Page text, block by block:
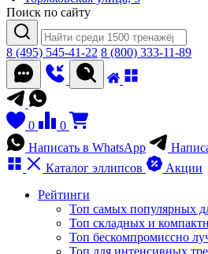
Поиск по сайту
8 (495) 545-41-22 8 (800) 333-11-89
0
0
Написать в WhatsApp
Каталог эллипсов
Акции
Рейтинги
Топ самых популярных
Топ складных и
Топ бескомпромиссно
Топ для интенсивных